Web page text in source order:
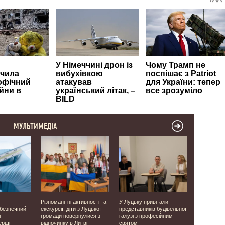
МУЛЬТИМЕДІА
Різноманітні активності та
екскурсії: діти з Луцької
громади повернулися з
відпочинку в Литві
У Луцьку привітали
представників будівельної
галузі з професійним
святом